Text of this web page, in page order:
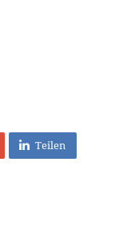
Teilen